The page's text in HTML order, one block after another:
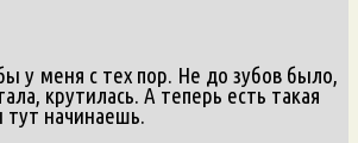
у меня с тех пор. Не до зубов было,
крутилась. А теперь есть такая
начинаешь.